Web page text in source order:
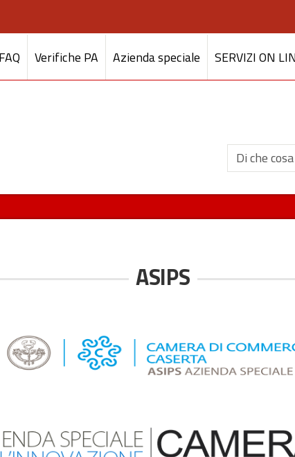
FAQ Verifiche PA Azienda speciale SERVIZI ON
ASIPS